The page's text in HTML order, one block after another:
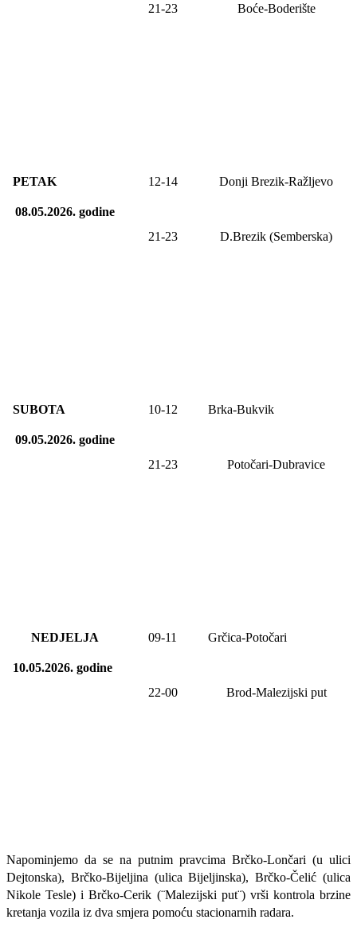
21-23 Boće-Boderište
PETAK
08.05.2026. godine
12-14 Donji Brezik-Ražljevo
21-23 D.Brezik (Semberska)
SUBOTA
09.05.2026. godine
10-12 Brka-Bukvik
21-23 Potočari-Dubravice
NEDJELJA
10.05.2026. godine
09-11 Grčica-Potočari
22-00 Brod-Malezijski put
Napominjemo da se na putnim pravcima Brčko-Lončari (u ulici
Dejtonska), Brčko-Bijeljina (ulica Bijeljinska), Brčko-Čelić (ulica
Nikole Tesle) i Brčko-Cerik (¨Malezijski put¨) vrši kontrola brzine
kretanja vozila iz dva smjera pomoću stacionarnih radara.